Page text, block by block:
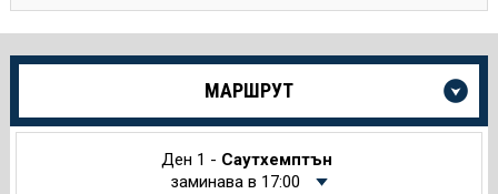
Още
за
МАРШРУТ
Ден 1 - Саутхемптън
заминава в 17:00